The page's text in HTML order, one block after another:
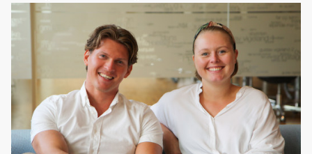
stipend er gitt av Aarsland Møbelfabrikk AS.